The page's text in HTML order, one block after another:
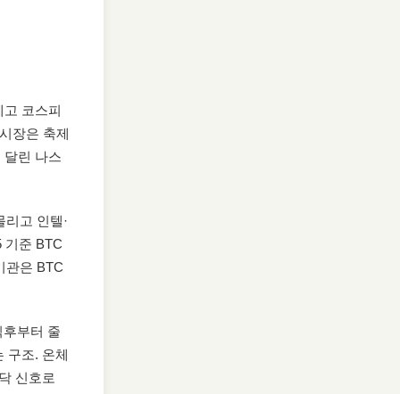
코스피
장은 축제
달린 나스
리고 인텔·
기준 BTC
관은 BTC
부터 줄
구조. 온체
신호로